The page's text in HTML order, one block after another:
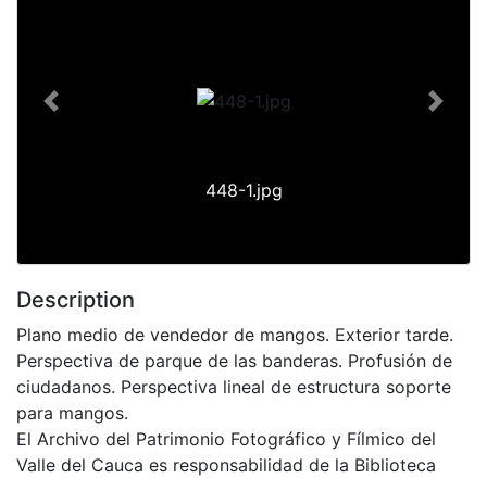
448-1.jpg
Previous Next
Description
Plano medio de vendedor de mangos. Exterior tarde.
Perspectiva de parque de las banderas. Profusión de
ciudadanos. Perspectiva lineal de estructura soporte
para mangos.
El Archivo del Patrimonio Fotográfico y Fílmico del
Valle del Cauca es responsabilidad de la Biblioteca